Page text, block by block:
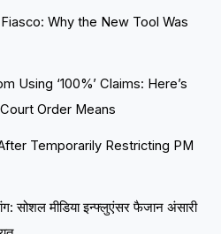
Why the New Tool Was
Using ‘100%’ Claims: Here’s
Order Means
Temporarily Restricting PM
सोशल मीडिया इन्फ्लुएंसर फैजान अंसारी